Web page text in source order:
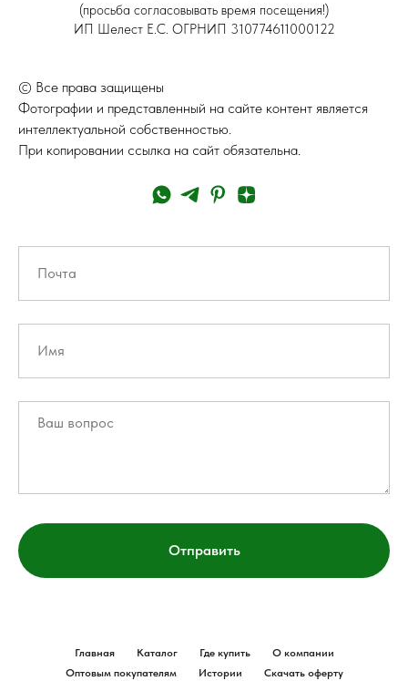
(просьба согласовывать время посещения!)
ИП Шелест Е.С. ОГРНИП 310774611000122
© Все права защищены
Фотографии и представленный на сайте контент является
интеллектуальной собственностью.
При копировании ссылка на сайт обязательна.
Отправить
Главная Каталог Где купить
О компании
Оптовым покупателям
Истории Скачать оферту